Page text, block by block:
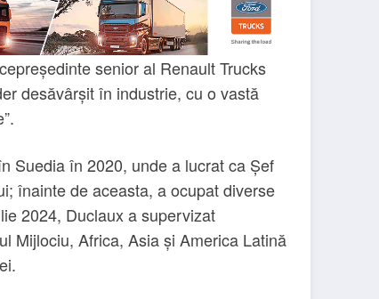
senior al Renault Trucks
desăvârșit în industrie, cu o vastă
Suedia în 2020, unde a lucrat ca Șef
înainte de aceasta, a ocupat diverse
2024, Duclaux a supervizat
Mijlociu, Africa, Asia și America Latină